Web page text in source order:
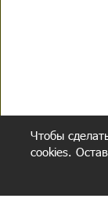
Чтобы
cookies.